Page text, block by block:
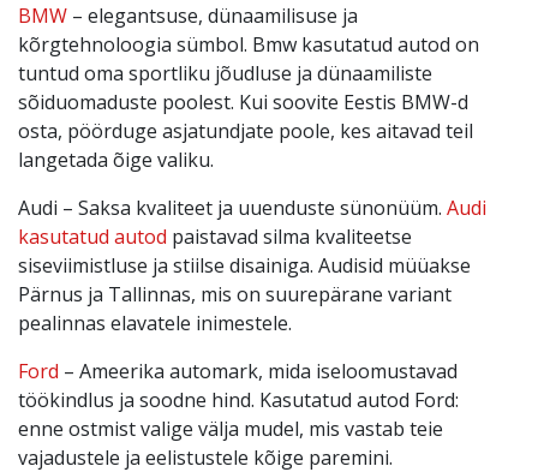
BMW – elegantsuse, dünaamilisuse ja
kõrgtehnoloogia sümbol. Bmw kasutatud autod on
tuntud oma sportliku jõudluse ja dünaamiliste
sõiduomaduste poolest. Kui soovite Eestis BMW-d
osta, pöörduge asjatundjate poole, kes aitavad teil
langetada õige valiku.
Audi – Saksa kvaliteet ja uuenduste sünonüüm. Audi
kasutatud autod paistavad silma kvaliteetse
siseviimistluse ja stiilse disainiga. Audisid müüakse
Pärnus ja Tallinnas, mis on suurepärane variant
pealinnas elavatele inimestele.
Ford – Ameerika automark, mida iseloomustavad
töökindlus ja soodne hind. Kasutatud autod Ford:
enne ostmist valige välja mudel, mis vastab teie
vajadustele ja eelistustele kõige paremini.